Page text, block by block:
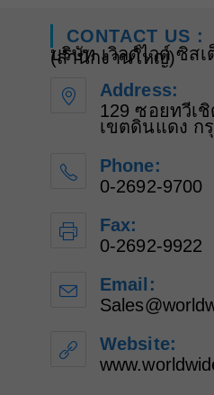
CONTACT US :
บริษัท เวิลด์ไวด์ ซิส
(สำนักงานใหญ่)
Address:
129 ซอยทวีเ
เขตดินแดง ก
Phone:
0-2692-9700
Fax:
0-2692-9922
Email:
Website: